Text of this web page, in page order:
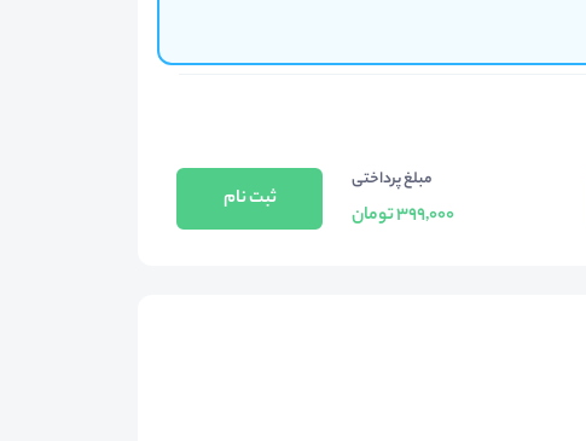
مبلغ پرداختی
399,000 تومان
ثبت نام